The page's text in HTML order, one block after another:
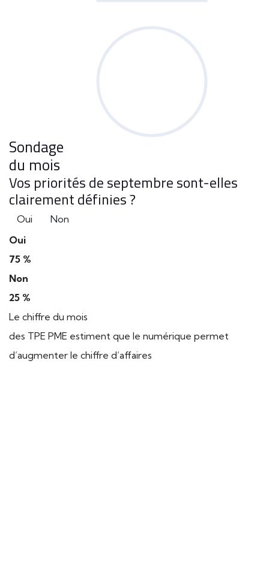
Sondage
du mois
Vos priorités de septembre sont-elles
clairement définies ?
Oui
Non
Oui
75 %
Non
25 %
Le chiffre du mois
des TPE PME estiment que le numérique permet
d’augmenter le chiffre d’affaires